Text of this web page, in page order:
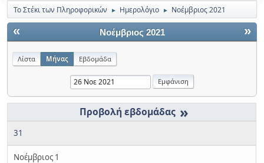
Το Στέκι των Πληροφορικών ► Ημερολόγιο ► Νοέμβριος 2021
« »
Νοέμβριος 2021
Λίστα Μήνας Εβδομάδα
»
31
Νοέμβριος 1